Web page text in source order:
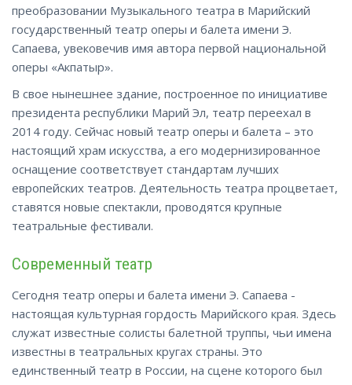
преобразовании Музыкального театра в Марийский
государственный театр оперы и балета имени Э.
Сапаева, увековечив имя автора первой национальной
оперы «Акпатыр».
В свое нынешнее здание, построенное по инициативе
президента республики Марий Эл, театр переехал в
2014 году. Сейчас новый театр оперы и балета – это
настоящий храм искусства, а его модернизированное
оснащение соответствует стандартам лучших
европейских театров. Деятельность театра процветает,
ставятся новые спектакли, проводятся крупные
театральные фестивали.
Современный театр
Сегодня театр оперы и балета имени Э. Сапаева -
настоящая культурная гордость Марийского края. Здесь
служат известные солисты балетной труппы, чьи имена
известны в театральных кругах страны. Это
единственный театр в России, на сцене которого был